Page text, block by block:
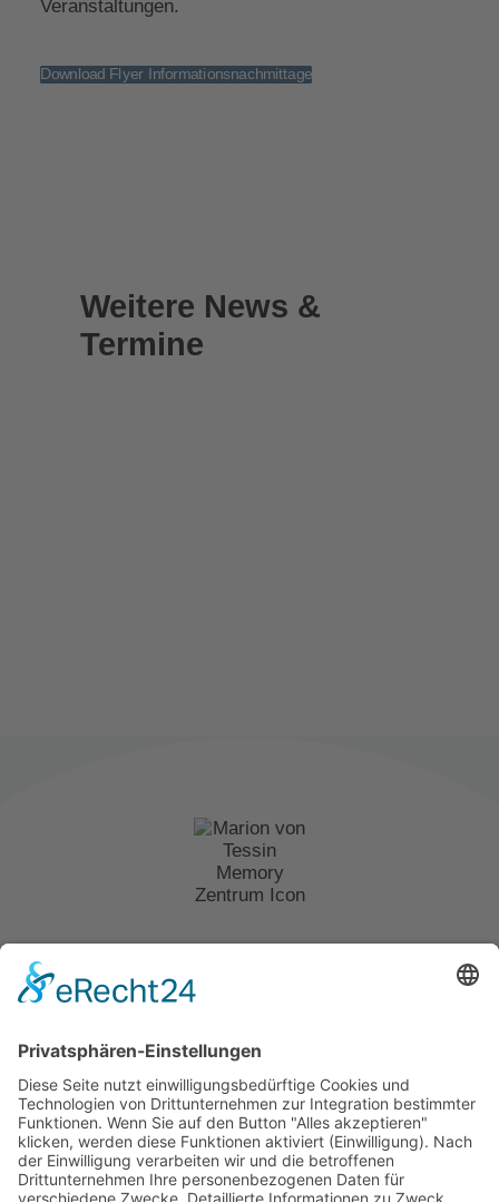
Veranstaltungen.
Download Flyer Informationsnachmittage
Weitere News &
Termine
Wertschätzung &
Herzlichkeit für
Menschen mit